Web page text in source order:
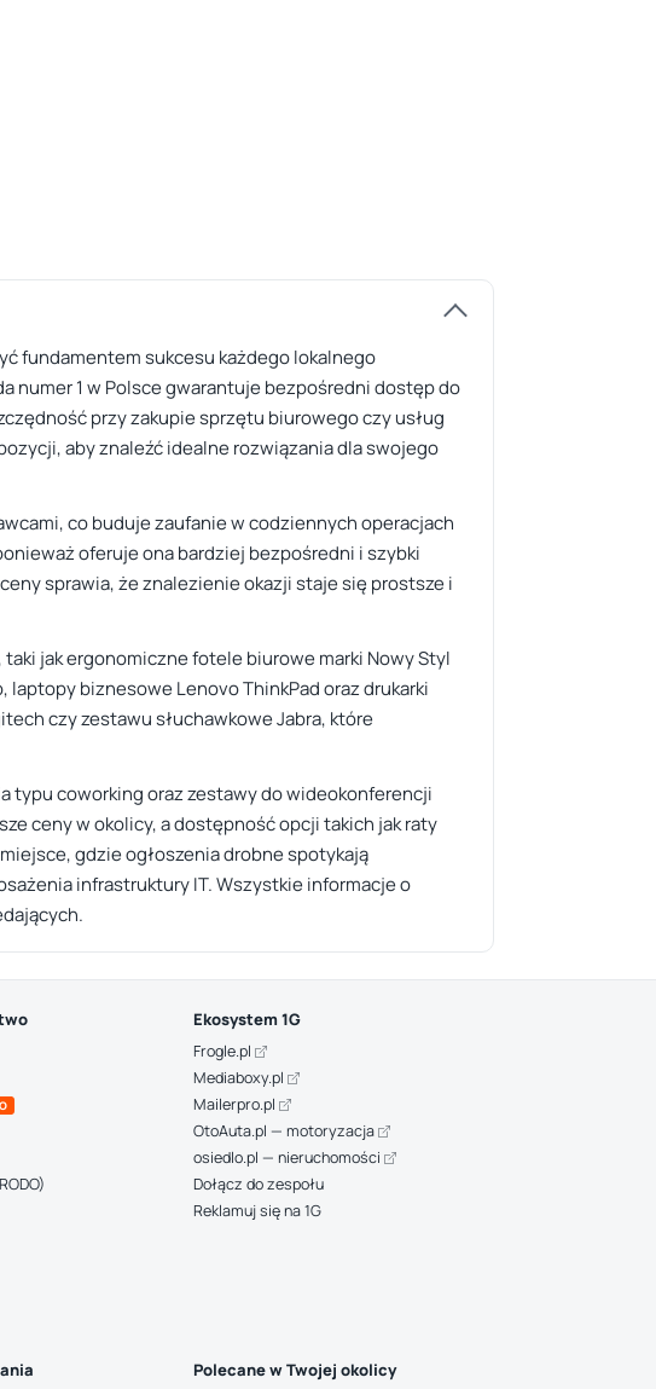
fundamentem sukcesu każdego lokalnego
numer 1 w Polsce gwarantuje bezpośredni dostęp do
przy zakupie sprzętu biurowego czy usług
aby znaleźć idealne rozwiązania dla swojego
co buduje zaufanie w codziennych operacjach
oferuje ona bardziej bezpośredni i szybki
sprawia, że znalezienie okazji staje się prostsze i
jak ergonomiczne fotele biurowe marki Nowy Styl
biznesowe Lenovo ThinkPad oraz drukarki
czy zestawu słuchawkowe Jabra, które
typu coworking oraz zestawy do wideokonferencji
ceny w okolicy, a dostępność opcji takich jak raty
gdzie ogłoszenia drobne spotykają
infrastruktury IT. Wszystkie informacje o
Ekosystem 1G
Frogle.pl
Mediaboxy.pl
Mailerpro.pl
OtoAuta.pl — motoryzacja
osiedlo.pl — nieruchomości
Dołącz do zespołu
Reklamuj się na 1G
Polecane w Twojej okolicy